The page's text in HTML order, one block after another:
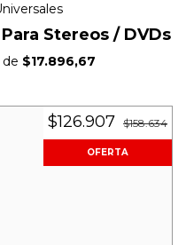
Stereos / DVDs
$17.896,67
$126.907 $158.634
OFERTA